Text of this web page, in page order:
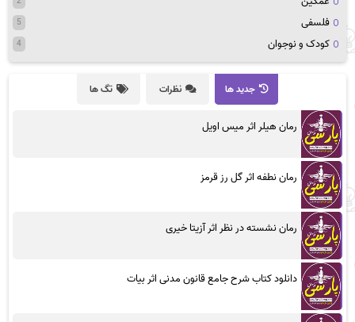
فلسفی 5
کودک و نوجوان 4
جدید ها نظرات تگ ها
رمان هیلر اثر میس اویل
رمان نطفه اثر گل رز قرمز
رمان نشسته در نظر اثر آزیتا خیری
دانلود کتاب شرح جامع قانون مدنی اثر بیات